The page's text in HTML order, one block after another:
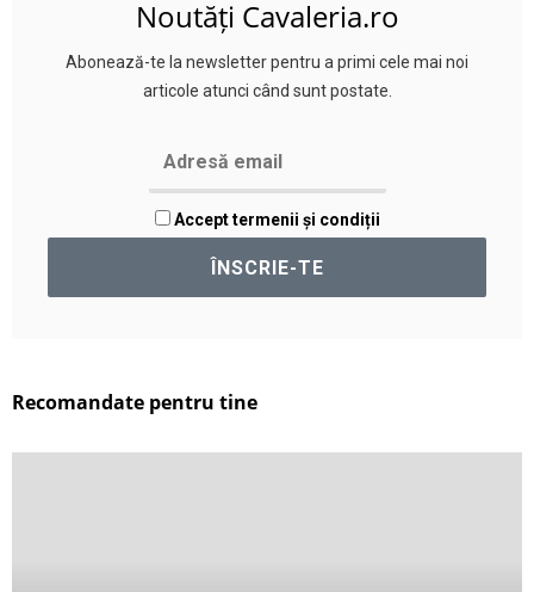
Noutăți Cavaleria.ro
Abonează-te la newsletter pentru a primi cele mai noi
articole atunci când sunt postate.
Accept termenii și condiții
Recomandate pentru tine